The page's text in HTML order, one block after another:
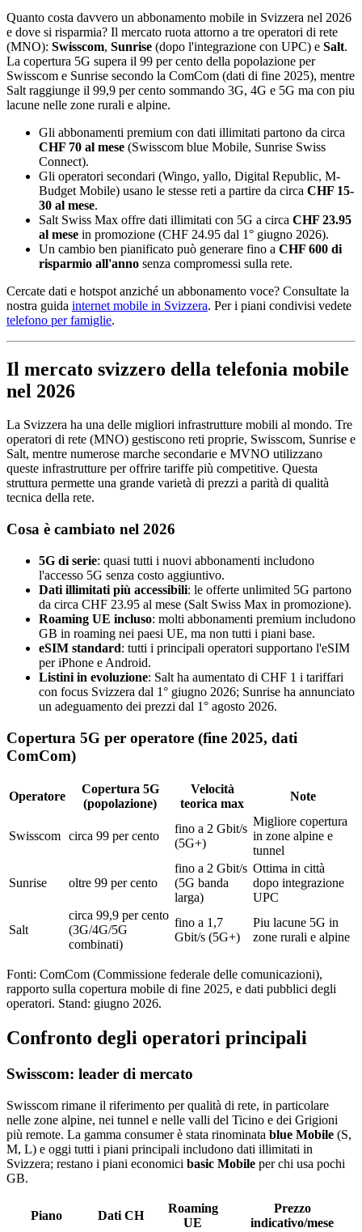
Quanto costa davvero un abbonamento mobile in Svizzera nel 2026
e dove si risparmia? Il mercato ruota attorno a tre operatori di rete
(MNO): Swisscom, Sunrise (dopo l'integrazione con UPC) e Salt.
La copertura 5G supera il 99 per cento della popolazione per
Swisscom e Sunrise secondo la ComCom (dati di fine 2025), mentre
Salt raggiunge il 99,9 per cento sommando 3G, 4G e 5G ma con piu
lacune nelle zone rurali e alpine.
Gli abbonamenti premium con dati illimitati partono da circa
CHF 70 al mese (Swisscom blue Mobile, Sunrise Swiss
Connect).
Gli operatori secondari (Wingo, yallo, Digital Republic, M-
Budget Mobile) usano le stesse reti a partire da circa CHF 15-
30 al mese.
Salt Swiss Max offre dati illimitati con 5G a circa CHF 23.95
al mese in promozione (CHF 24.95 dal 1° giugno 2026).
Un cambio ben pianificato può generare fino a CHF 600 di
risparmio all'anno senza compromessi sulla rete.
Cercate dati e hotspot anziché un abbonamento voce? Consultate la
nostra guida internet mobile in Svizzera. Per i piani condivisi vedete
telefono per famiglie.
Il mercato svizzero della telefonia mobile
nel 2026
La Svizzera ha una delle migliori infrastrutture mobili al mondo. Tre
operatori di rete (MNO) gestiscono reti proprie, Swisscom, Sunrise e
Salt, mentre numerose marche secondarie e MVNO utilizzano
queste infrastrutture per offrire tariffe più competitive. Questa
struttura permette una grande varietà di prezzi a parità di qualità
tecnica della rete.
Cosa è cambiato nel 2026
5G di serie: quasi tutti i nuovi abbonamenti includono
l'accesso 5G senza costo aggiuntivo.
Dati illimitati più accessibili: le offerte unlimited 5G partono
da circa CHF 23.95 al mese (Salt Swiss Max in promozione).
Roaming UE incluso: molti abbonamenti premium includono
GB in roaming nei paesi UE, ma non tutti i piani base.
eSIM standard: tutti i principali operatori supportano l'eSIM
per iPhone e Android.
Listini in evoluzione: Salt ha aumentato di CHF 1 i tariffari
con focus Svizzera dal 1° giugno 2026; Sunrise ha annunciato
un adeguamento dei prezzi dal 1° agosto 2026.
Copertura 5G per operatore (fine 2025, dati
ComCom)
Operatore
Copertura 5G
(popolazione)
Velocità
teorica max
Note
Swisscom circa 99 per cento
fino a 2 Gbit/s
(5G+)
Migliore copertura
in zone alpine e
tunnel
Sunrise oltre 99 per cento
fino a 2 Gbit/s
(5G banda
larga)
Ottima in città
dopo integrazione
UPC
Salt
circa 99,9 per cento
(3G/4G/5G
combinati)
fino a 1,7
Gbit/s (5G+)
Piu lacune 5G in
zone rurali e alpine
Fonti: ComCom (Commissione federale delle comunicazioni),
rapporto sulla copertura mobile di fine 2025, e dati pubblici degli
operatori. Stand: giugno 2026.
Confronto degli operatori principali
Swisscom: leader di mercato
Swisscom rimane il riferimento per qualità di rete, in particolare
nelle zone alpine, nei tunnel e nelle valli del Ticino e dei Grigioni
più remote. La gamma consumer è stata rinominata blue Mobile (S,
M, L) e oggi tutti i piani principali includono dati illimitati in
Svizzera; restano i piani economici basic Mobile per chi usa pochi
GB.
Piano Dati CH
Roaming
UE
Prezzo
indicativo/mese